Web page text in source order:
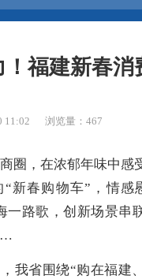
！福建新春消
11:02 浏览量：467
，在浓郁年味中感
新春购物车”，情感
一路歌，创新场景串
我省围绕“购在福建